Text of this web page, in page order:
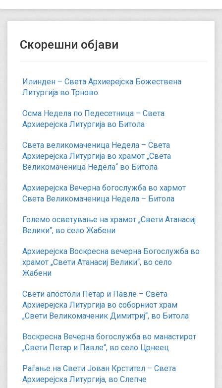
Скорешни објави
Илинден – Света Архиерејска Божествена
Литургија во Трново
Осма Недела по Педесетница – Света
Архиерејска Литургија во Битола
Света великомаченица Недела – Света
Архиерејска Литургија во храмот „Света
Великомаченица Недела“ во Битола
Архиерејска Вечерна богослужба во хармот
Света Великомаченица Недела – Битола
Големо осветување на храмот „Свети Атанасиј
Велики“, во село Жабени
Архиерејска Воскресна вечерна Богослужба во
храмот „Свети Атанасиј Велики“, во село
Жабени
Свети апостоли Петар и Павле – Света
Архиерејска Литургија во соборниот храм
„Свети Великомаченик Димитриј“, во Битола
Воскресна Вечерна богослужба во манастирот
„Свети Петар и Павле“, во село Црнеец
Раѓање на Свети Јован Крстител – Света
Архиерејска Литургија, во Слепче